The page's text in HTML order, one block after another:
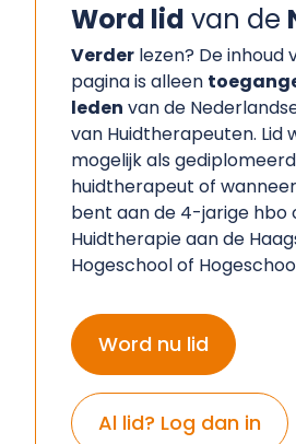
Word lid van de
Verder lezen? De inhoud
pagina is alleen
leden van de
van Huidtherapeuten. Lid
mogelijk als gediplomeerd
huidtherapeut of
bent aan de 4-jarige hbo
Huidtherapie aan de
Hogeschool of
Word nu lid
Al lid? Log dan in